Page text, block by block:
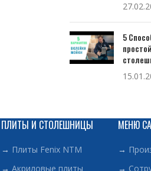
5
ПЛИТЫ И СТОЛЕШНИЦЫ
→ Плиты Fenix NTM
→ Акриловые плиты
МЕНЮ
→
→